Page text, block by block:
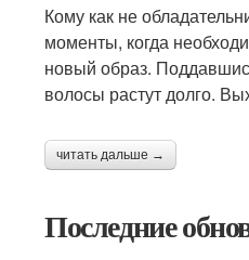
Кому как не
моменты, когда
новый образ.
волосы растут долго.
читать дальше →
Последние